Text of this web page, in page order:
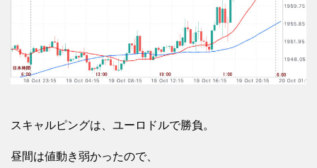
スキャルピングは、ユーロドルで勝負。
昼間は値動き弱かったので、